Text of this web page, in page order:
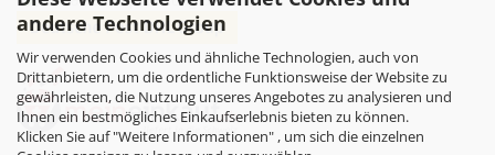
andere Technologien
Wir verwenden Cookies und ähnliche Technologien, auch von
Drittanbietern, um die ordentliche Funktionsweise der Website zu
gewährleisten, die Nutzung unseres Angebotes zu analysieren und
Ihnen ein bestmögliches Einkaufserlebnis bieten zu können.
Klicken Sie auf "Weitere Informationen" , um sich die einzelnen